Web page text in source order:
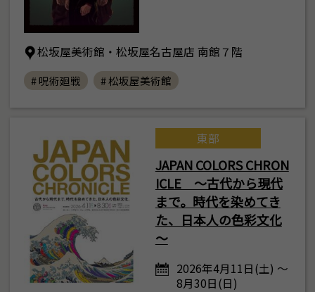
松坂屋美術館・松坂屋名古屋店 南館７階
# 呪術廻戦 # 松坂屋美術館
東部
JAPAN COLORS CHRON
ICLE ～古代から現代
まで。時代を染めてき
た、日本人の色彩文化
～
2026年4月11日(土) ～
8月30日(日)